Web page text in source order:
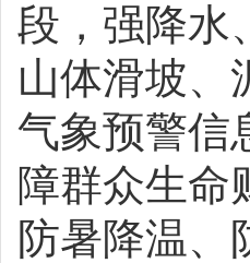
段，强降水
山体滑坡、
气象预警信
障群众生命
防暑降温、